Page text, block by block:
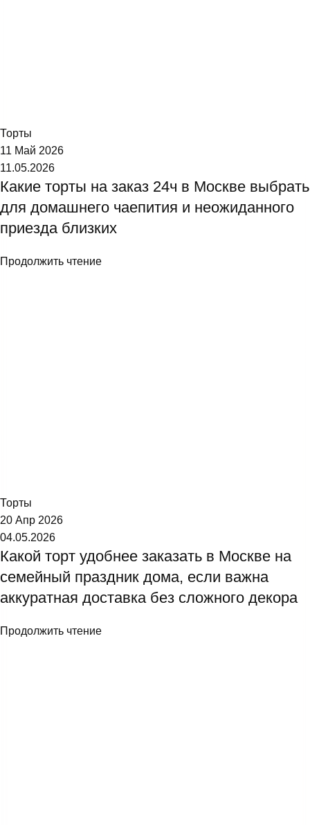
Торты
11 Май 2026
11.05.2026
Какие торты на заказ 24ч в Москве выбрать
для домашнего чаепития и неожиданного
приезда близких
Продолжить чтение
Торты
20 Апр 2026
04.05.2026
Какой торт удобнее заказать в Москве на
семейный праздник дома, если важна
аккуратная доставка без сложного декора
Продолжить чтение